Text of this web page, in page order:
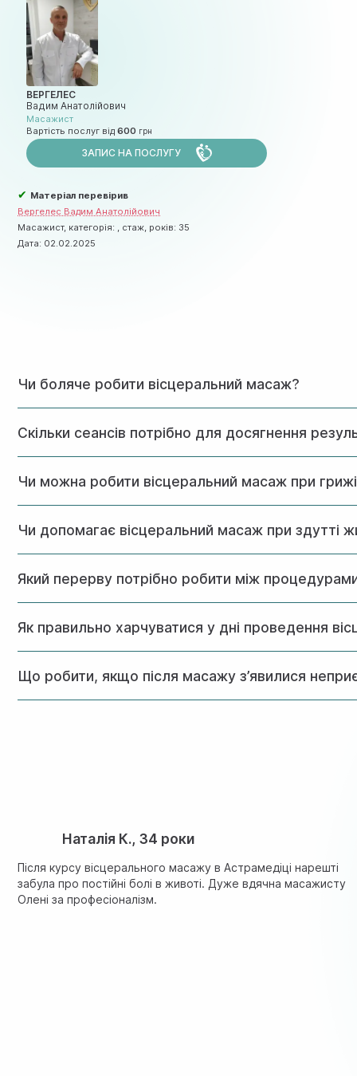
ВЕРГЕЛЕС
Вадим Анатолійович
Масажист
Вартість послуг від600
ЗАПИС НА ПОСЛУГУ
✔ Матеріал перевірив
Вергелес Вадим Анатолійович
Масажист, категорія: , стаж, років: 35
Дата: 02.02.2025
Чи боляче робити вісцеральний масаж?
Скільки сеансів потрібно для досягнення
Чи можна робити вісцеральний масаж при
Чи допомагає вісцеральний масаж при здутті
Який перерву потрібно робити між
Як правильно харчуватися у дні проведення
Що робити, якщо після масажу з’явилися
Наталія К., 34 роки
Після курсу вісцерального масажу в Астрамедіці нарешті
забула про постійні болі в животі. Дуже вдячна масажисту
Олені за професіоналізм.